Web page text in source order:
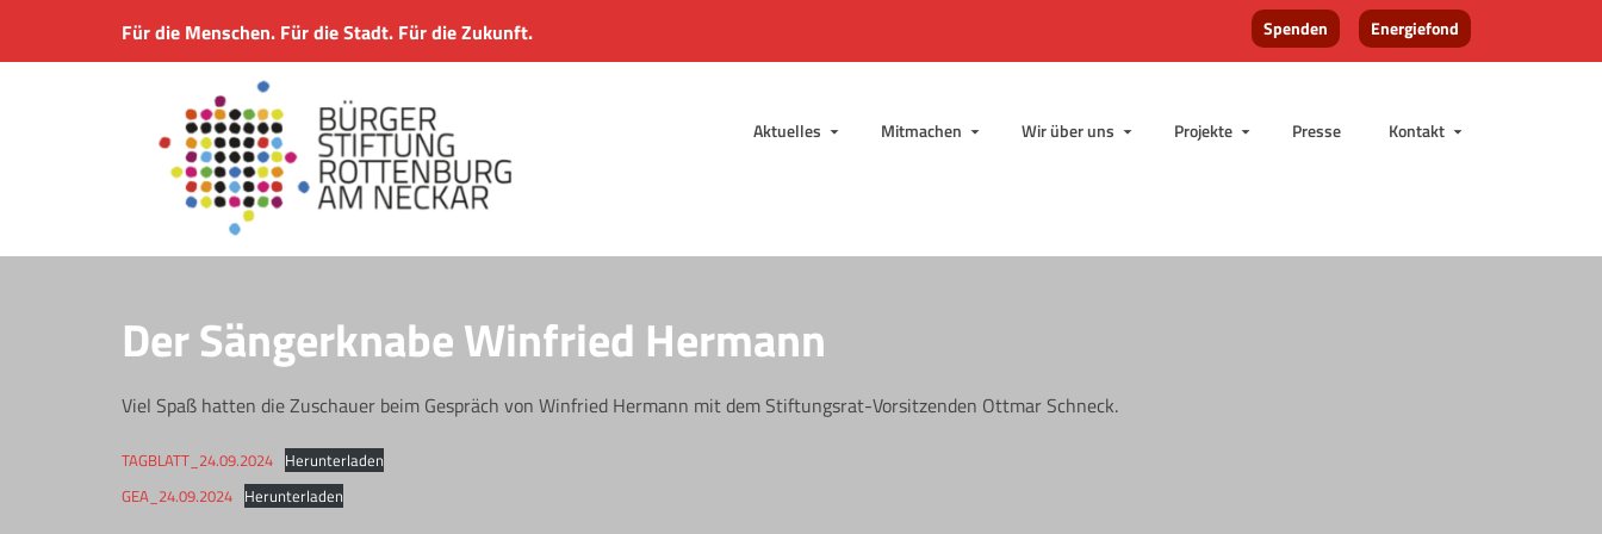
Spenden Energiefond
Für die Menschen. Für die Stadt. Für die Zukunft.
Aktuelles Mitmachen Wir über uns Projekte Presse Kontakt
Der Sängerknabe Winfried Hermann
Viel Spaß hatten die Zuschauer beim Gespräch von Winfried Hermann mit dem Stiftungsrat-Vorsitzenden Ottmar Schneck.
TAGBLATT_24.09.2024 Herunterladen
GEA_24.09.2024 Herunterladen